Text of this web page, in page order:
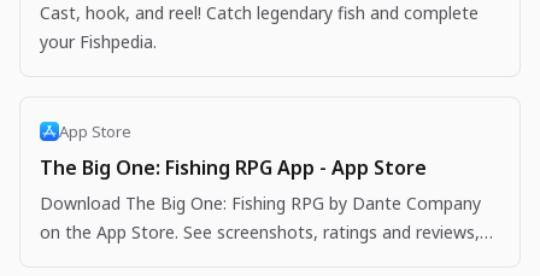
Cast, hook, and reel! Catch legendary fish and complete
your Fishpedia.
App Store
The Big One: Fishing RPG App - App Store
Download The Big One: Fishing RPG by Dante Company
on the App Store. See screenshots, ratings and reviews,